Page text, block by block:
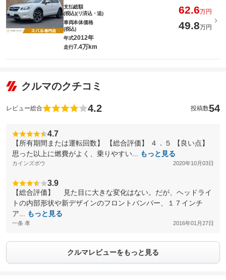
支払総額
(税込)(リ済込・追)
62.6万円
車両本体価格
(税込)
49.8万円
年式2012年
走行7.4万km
クルマのクチコミ
レビュー総合 4.2 投稿数54
4.7
【所有期間または運転回数】 【総合評価】 ４．５ 【良い点】
思った以上に燃費がよく、乗りやすい...
もっと見る
カインズボウ 2020年10月03日
3.9
【総合評価】 見た目に大きな変化はない。だが、ヘッドライ
トの内部形状や新デザインのフロントバンパー、１７インチ
ア...
もっと見る
一条 孝 2016年01月27日
クルマレビューをもっと見る